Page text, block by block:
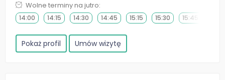
Wolne terminy na jutro:
14:00 14:15 14:30 14:45 15:15 15:30 15:45
Pokaż profil Umów wizytę